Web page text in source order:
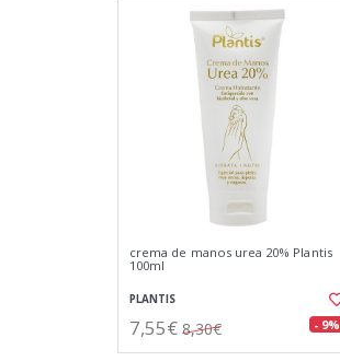
crema de manos urea 20% Plantis
100ml
PLANTIS
7,55€ 8,30€ - 9%